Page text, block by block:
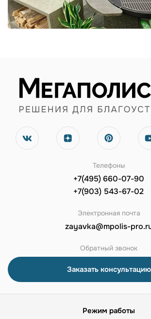
Телефоны
+7(495) 660-07-90
+7(903) 543-67-02
Электронная почта
zayavka@mpolis-
Обратный звонок
Заказать консультацию
Режим работы